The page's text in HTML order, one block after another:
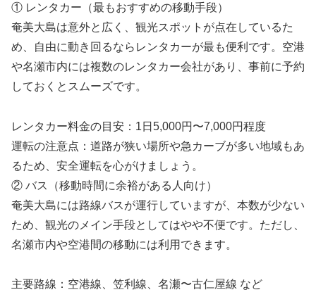
① レンタカー（最もおすすめの移動手段）
奄美大島は意外と広く、観光スポットが点在しているた
め、自由に動き回るならレンタカーが最も便利です。空港
や名瀬市内には複数のレンタカー会社があり、事前に予約
しておくとスムーズです。
レンタカー料金の目安：1日5,000円〜7,000円程度
運転の注意点：道路が狭い場所や急カーブが多い地域もあ
るため、安全運転を心がけましょう。
② バス（移動時間に余裕がある人向け）
奄美大島には路線バスが運行していますが、本数が少ない
ため、観光のメイン手段としてはやや不便です。ただし、
名瀬市内や空港間の移動には利用できます。
主要路線：空港線、笠利線、名瀬〜古仁屋線 など